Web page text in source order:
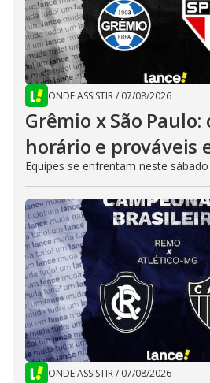
ONDE ASSISTIR/ 07/08/2026
Grêmio x São
horário e prováveis
Equipes se enfrentam neste
ONDE ASSISTIR/ 07/08/2026